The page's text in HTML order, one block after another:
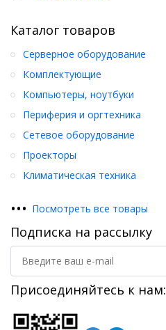
Каталог товаров
Серверное оборудование
Комплектующие
Компьютеры, ноутбуки
Периферия и оргтехника
Сетевое оборудование
Проекторы
Климатическая техника
••• Посмотреть все товары
Подписка на рассылку
Присоединяйтесь к нам: